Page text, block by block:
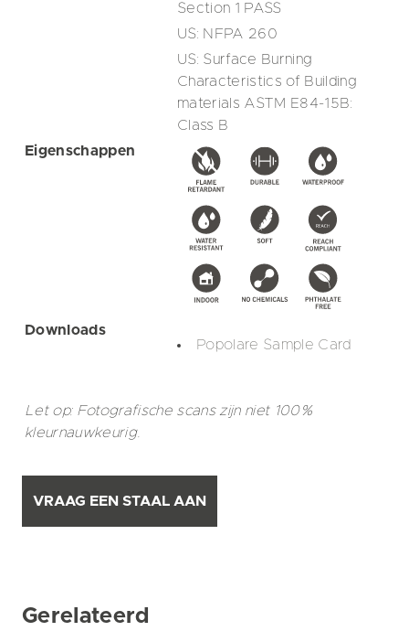
Section 1 PASS
US: NFPA 260
US: Surface Burning
Characteristics of Building
materials ASTM E84-15B:
Class B
Eigenschappen
Downloads
Popolare Sample Card
Let op: Fotografische scans zijn niet 100%
kleurnauwkeurig.
VRAAG EEN STAAL AAN
Gerelateerd